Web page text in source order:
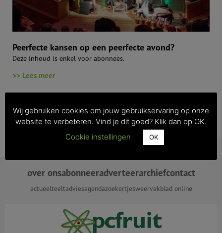
Peerfecte kansen op een peerfecte avond?
Deze inhoud is enkel voor abonnees.
>> Lees meer
over onsabonneeradverteerarchiefcontact
actueelteeltadviesagendazoekertjesweervakblad online
Wij gebruiken cookies om jouw gebruikservaring op onze
website te verbeteren. Vind je dit goed? Klik dan op OK.
Cookie instellingen
OK